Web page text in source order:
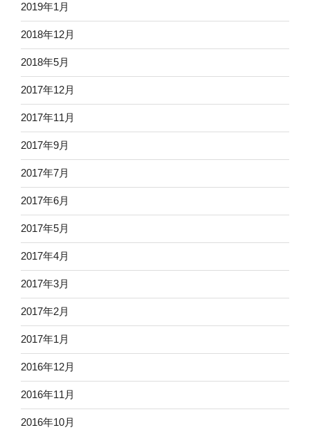
2019年1月
2018年12月
2018年5月
2017年12月
2017年11月
2017年9月
2017年7月
2017年6月
2017年5月
2017年4月
2017年3月
2017年2月
2017年1月
2016年12月
2016年11月
2016年10月